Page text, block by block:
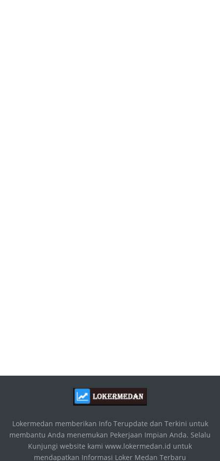
Lokermedan memberikan Info Terupdate dan Terkini untuk
membantu Anda menemukan Pekerjaan Impian Anda. Selalu
Kunjungi website kami www.lokermedan.id untuk
mendapatkan Informasi Loker Medan Terbaru